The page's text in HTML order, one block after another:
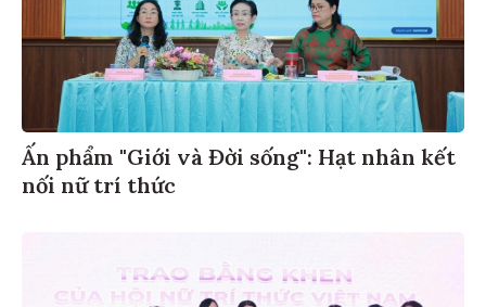
Ấn phẩm "Giới và Đời sống": Hạt nhân kết
nối nữ trí thức